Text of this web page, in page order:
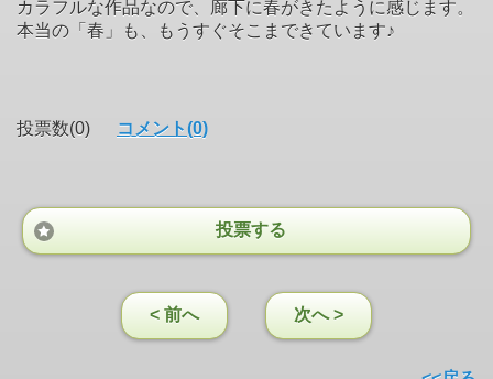
カラフルな作品なので、廊下に春がきたように感じます。
本当の「春」も、もうすぐそこまできています♪
投票数(0) コメント(0)
投票する
< 前へ 次へ >